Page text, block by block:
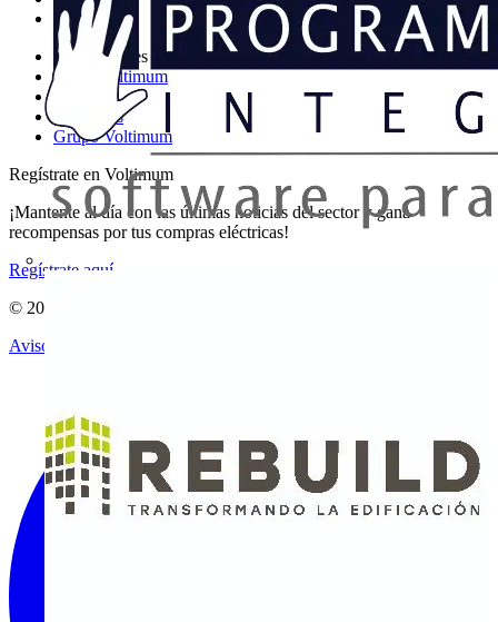
Socios
Otros enlaces
Sobre Voltimum
Catálogos
Grupo Voltimum
Regístrate en Voltimum
¡Mantente al día con las últimas noticias del sector y gana
recompensas por tus compras eléctricas!
Regístrate aquí
© 2002-
Aviso legal